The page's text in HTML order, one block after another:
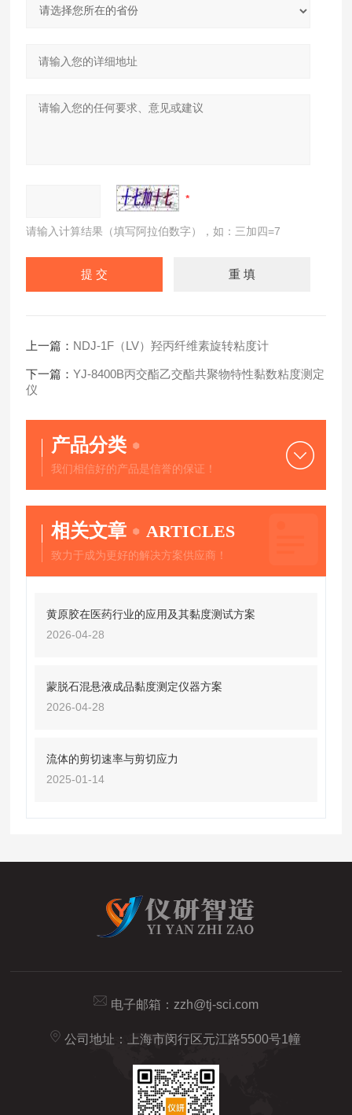
请输入计算结果（填写阿拉伯数字），如：三加四=7
上一篇： NDJ-1F（LV）羟丙纤维素旋转粘度计
下一篇：YJ-8400B丙交酯乙交酯共聚物特性黏数粘度测定
仪
产品分类
我们相信好的产品是信誉的保证！
相关文章 ARTICLES
致力于成为更好的解决方案供应商！
黄原胶在医药行业的应用及其黏度测试方案
2026-04-28
蒙脱石混悬液成品黏度测定仪器方案
2026-04-28
流体的剪切速率与剪切应力
2025-01-14
电子邮箱： zzh@tj-sci.com
公司地址：上海市闵行区元江路5500号1幢